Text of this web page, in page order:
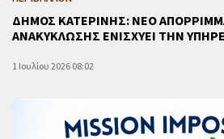
ΔΗΜΟΣ ΚΑΤΕΡΙΝΗΣ: ΝΕΟ
ΑΝΑΚΥΚΛΩΣΗΣ ΕΝΙΣΧΥΕΙ ΤΗΝ
1 Ιουλίου 2026 08:02